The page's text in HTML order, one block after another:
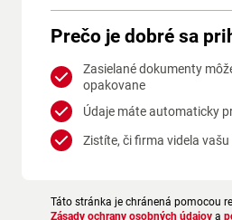
Prečo je dobré sa
Zasielané dokumenty
opakovane
Údaje máte automaticky
Zistíte, či firma videla vašu
Táto stránka je chránená pomocou
Zásady ochrany osobných údajov a